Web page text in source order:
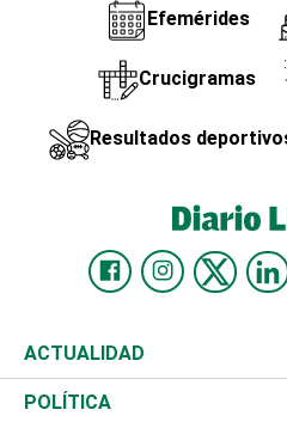
Efemérides
Crucigramas
Resultados
ACTUALIDAD
Nacional
POLÍTICA